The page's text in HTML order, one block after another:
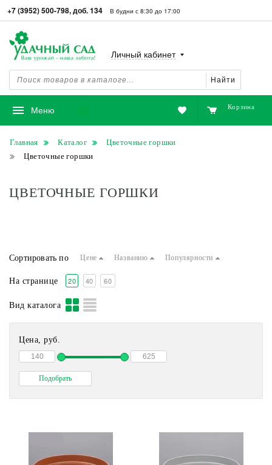
+7 (3952) 500-798, доб. 134 В будни с 8:30 до 17:00
Найти
Личный кабинет
Меню Корзина
Главная Каталог
Цветочные горшки
Цветочные горшки
ЦВЕТОЧНЫЕ ГОРШКИ
Сортировать по Цене Названию Популярности
На странице 20 40 60
Вид каталога
Цена, руб.